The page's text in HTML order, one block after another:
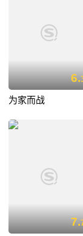
6.
为家而战
7.